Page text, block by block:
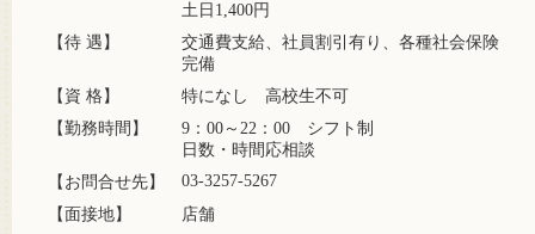
土日1,400円
【待 遇】
交通費支給、社員割引有り、各種社会保険
完備
【資 格】
特になし 高校生不可
【勤務時間】
9：00～22：00 シフト制
日数・時間応相談
【お問合せ先】
03-3257-5267
【面接地】
店舗